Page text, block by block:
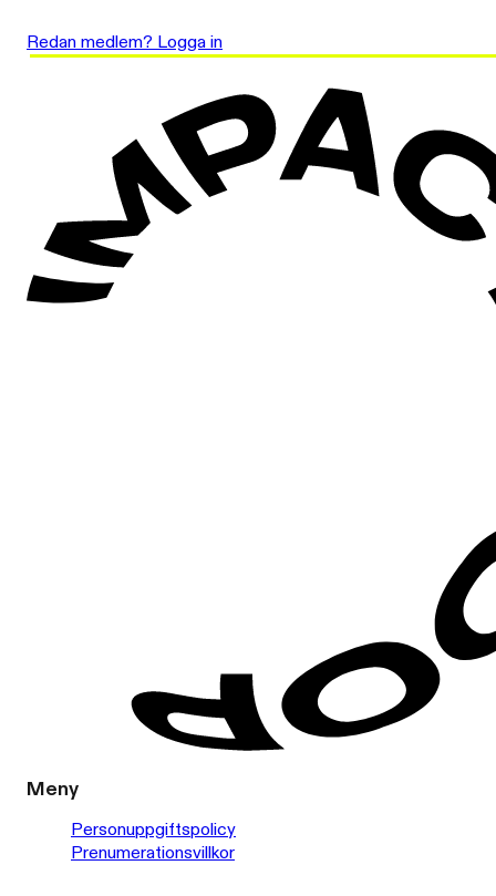
Redan medlem? Logga in
Meny
Personuppgiftspolicy
Prenumerationsvillkor